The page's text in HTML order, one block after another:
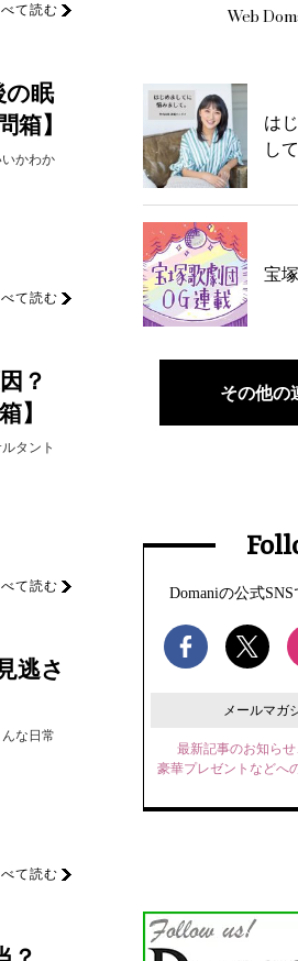
て読む
の眠
箱】
かわか
て読む
？
】
タント
て読む
逃さ
な日常
て読む
Web
は
して
宝
その他の
Domaniの公式
メールマガ
最新記事のお知らせ
豪華プレゼントなどへ